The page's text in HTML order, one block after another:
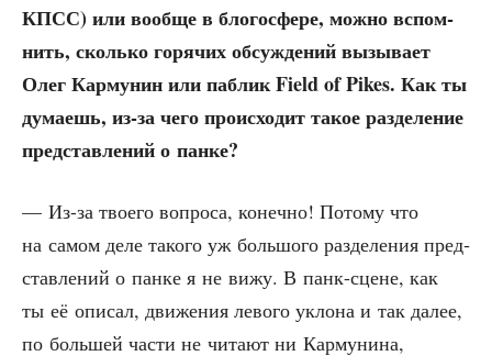
КПСС) или вооб­ще в бло­го­сфе­ре, мож­но вспом­
нить, сколь­ко горя­чих обсуж­де­ний вызы­ва­ет
Олег Кар­му­нин или паб­лик Field of Pikes. Как ты
дума­ешь, из-за чего про­ис­хо­дит такое раз­де­ле­ние
пред­став­ле­ний о панке?
— Из-за тво­е­го вопро­са, конеч­но! Пото­му что
на самом деле тако­го уж боль­шо­го раз­де­ле­ния пред­
став­ле­ний о пан­ке я не вижу. В панк-сцене, как
ты её опи­сал, дви­же­ния лево­го укло­на и так далее,
по боль­шей части не чита­ют ни Кар­му­ни­на,